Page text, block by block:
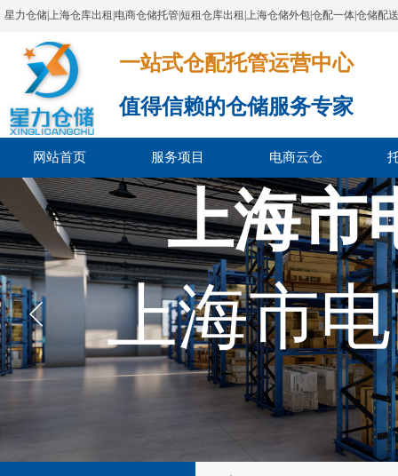
星力仓储|上海仓库出租|电商仓储托管|短租仓库出租|上海仓储外包|仓配一体|仓储配
一站式仓配托管运营中心​​​​​​​​​​​​​​​​​
值得信赖的仓储服务专家
网站首页 服务项目 电商云仓
上海市
上海市